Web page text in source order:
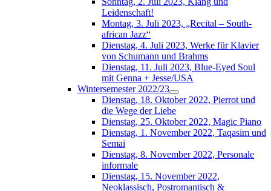
Leidenschaft!
Montag, 3. Juli 2023, „Recital – South-
african Jazz“
Dienstag, 4. Juli 2023, Werke für Klavier
von Schumann und Brahms
Dienstag, 11. Juli 2023, Blue-Eyed Soul
mit Genna + Jesse/USA
Wintersemester 2022/23
Dienstag, 18. Oktober 2022, Pierrot und
die Wege der Liebe
Dienstag, 25. Oktober 2022, Magic Piano
Dienstag, 1. November 2022, Taqasim und
Semai
Dienstag, 8. November 2022, Personale
informale
Dienstag, 15. November 2022,
Neoklassisch, Postromantisch &